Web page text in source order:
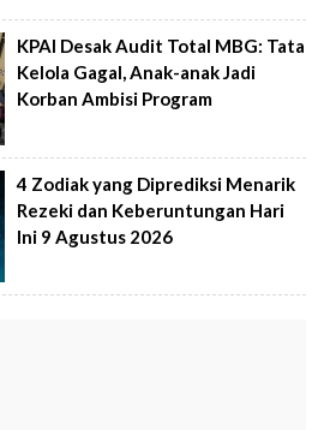
KPAI Desak Audit Total MBG: Tata
Kelola Gagal, Anak-anak Jadi
Korban Ambisi Program
4 Zodiak yang Diprediksi Menarik
Rezeki dan Keberuntungan Hari
Ini 9 Agustus 2026